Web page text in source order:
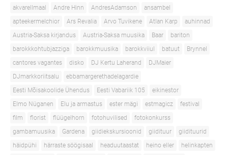
akvarellmaal
Andre Hinn AndresAdamson
ansambel
apteekermelchior
Ars Revalia Arvo Tuvikene Atlan Karp
auhinnad
Austria-Saksa kirjandus
Austria-Saksa muusika Baar
bariton
barokkkohtubjazziga
barokkmuusika barokkviiul batuut
Brynnel
cantores vagantes
disko DJ Kertu Laherand
DJMaier
DJmarkkoriitsalu
ebbamargerethadelagardie
Eesti Mõisakoolide Ühendus
Eesti Vabariik 105
eikinestor
Elmo Nüganen
Elu ja armastus ester mägi estmagicz
festival
film
florist flüügelhorn fotohuvilised
fotokonkurss
gambamuusika
Gardena giidiekskursioonid giidituur
giidituurid
häidpühi
härraste söögisaal headuutaastat heino eller
helinkapten